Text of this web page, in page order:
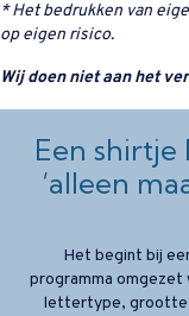
* Het bedrukken van
op eigen risico.
Wij doen niet aan het
Een
‘alleen
Het begint bij
programma omgezet
lettertype, grootte